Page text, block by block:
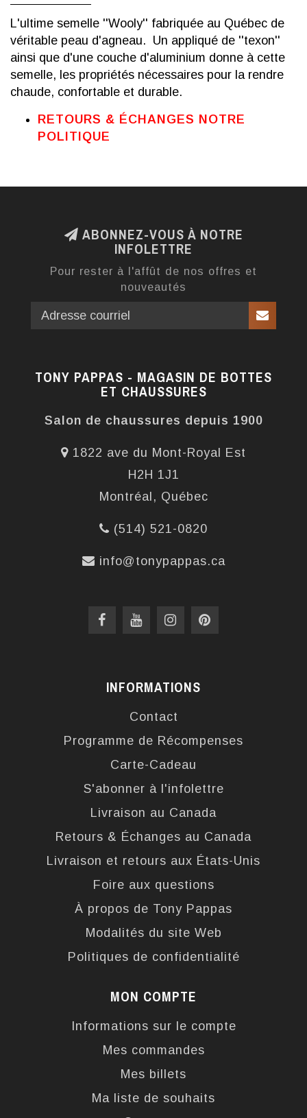
L'ultime semelle ''Wooly'' fabriquée au Québec de
véritable peau d'agneau. Un appliqué de ''texon''
ainsi que d'une couche d'aluminium donne à cette
semelle, les propriétés nécessaires pour la rendre
chaude, confortable et durable.
RETOURS & ÉCHANGES NOTRE
POLITIQUE
ABONNEZ-VOUS À NOTRE
INFOLETTRE
Pour rester à l'affût de nos offres et
nouveautés
TONY PAPPAS - MAGASIN DE BOTTES
ET CHAUSSURES
Salon de chaussures depuis 1900
1822 ave du Mont-Royal Est
H2H 1J1
Montréal, Québec
(514) 521-0820
info@tonypappas.ca
INFORMATIONS
Contact
Programme de Récompenses
Carte-Cadeau
S'abonner à l'infolettre
Livraison au Canada
Retours & Échanges au Canada
Livraison et retours aux États-Unis
Foire aux questions
À propos de Tony Pappas
Modalités du site Web
Politiques de confidentialité
MON COMPTE
Informations sur le compte
Mes commandes
Mes billets
Ma liste de souhaits